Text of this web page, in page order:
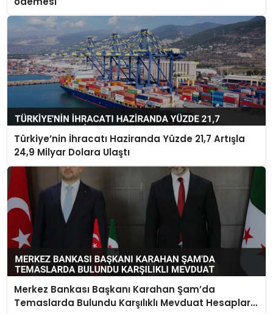
Türkiye’nin İhracatı Haziranda Yüzde 21,7 Artışla
24,9 Milyar Dolara Ulaştı
Merkez Bankası Başkanı Karahan Şam’da
Temaslarda Bulundu Karşılıklı Mevduat Hesapları